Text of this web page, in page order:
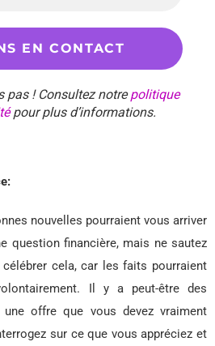
pas ! Consultez notrepolitique
pour plus d’informations.
nouvelles pourraient vous arriver
question financière, mais ne sautez
cela, car les faits pourraient
Il y a peut-être des
offre que vous devez vraiment
sur ce que vous appréciez et